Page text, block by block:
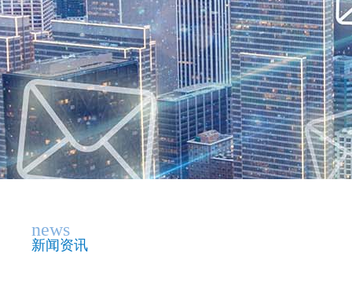
news
新闻资讯